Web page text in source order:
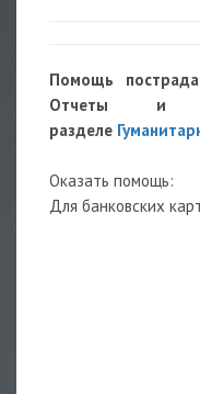
Помощь
Отчеты и
разделе
Оказать помощь:
Для банковских